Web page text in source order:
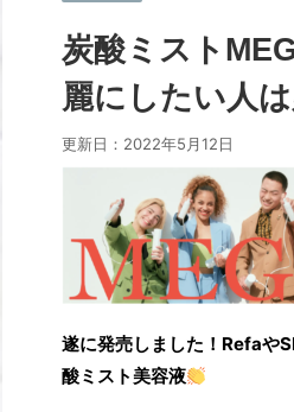
炭酸ミスト
麗にしたい人は
更新日： 2022年5月12日
遂に発売しました！Refaや
酸ミスト美容液